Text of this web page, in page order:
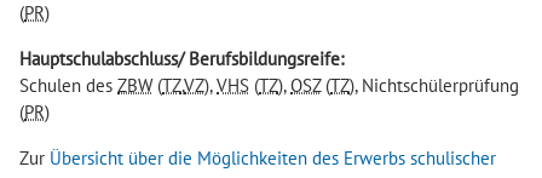
(PR)
Hauptschulabschluss/ Berufsbildungsreife:
Schulen des ZBW(TZ,VZ),VHS (TZ),OSZ(TZ), Nichtschülerprüfung
(PR)
Zur Übersicht über die Möglichkeiten des Erwerbs schulischer